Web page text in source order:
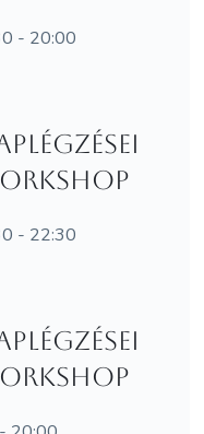
- 20:00
- 22:30